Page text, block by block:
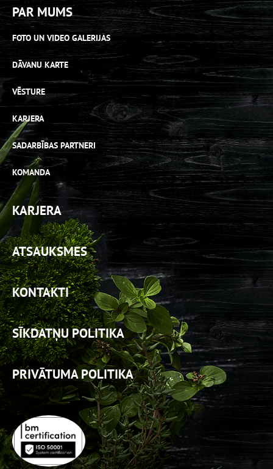
PAR MUMS
FOTO UN VIDEO GALERIJAS
DĀVANU KARTE
VĒSTURE
KARJERA
SADARBĪBAS PARTNERI
KOMANDA
KARJERA
ATSAUKSMES
KONTAKTI
SĪKDATŅU POLITIKA
PRIVĀTUMA POLITIKA